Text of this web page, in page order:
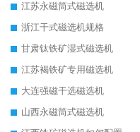
江苏永磁筒式磁选机
浙江干式磁选机规格
甘肃钛铁矿湿式磁选机
江苏褐铁矿专用磁选机
大连强磁干选磁选机
山西永磁筒式磁选机